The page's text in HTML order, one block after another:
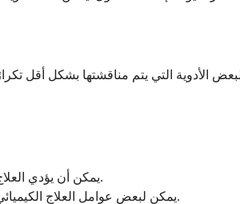
يمكن أن يؤدي العلاج بالهرمونات البديلة للغدة الدرقية، إذا كانت الجرعة عالية جدًا، إلى محاكاة فرط نشاط الغدة الدرقية والتسبب في القلق أو صعوبة النوم.
يمكن لبعض عوامل العلاج الكيميائي وأدوية العلاج المناعي المستخدمة في علاج السرطان أن تعطل النوم من خلال آليات مختلفة، بما في ذلك الالتهاب والتغيرات الهرمونية.